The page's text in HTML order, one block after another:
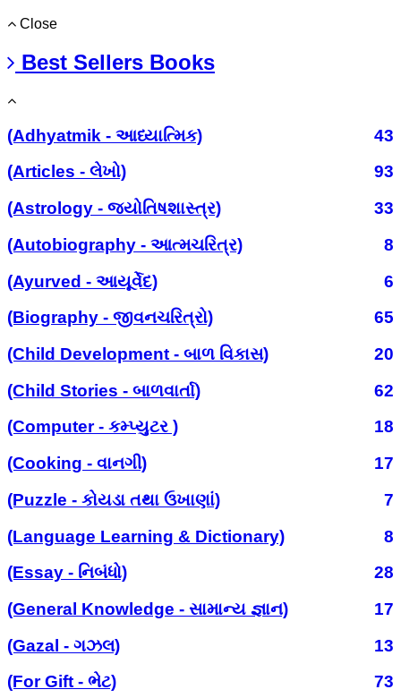
Close
Best Sellers Books
(Adhyatmik - આધ્યાત્મિક)
43
(Articles - લેખો)
93
(Astrology - જ્યોતિષશાસ્ત્ર)
33
(Autobiography - આત્મચરિત્ર)
8
(Ayurved - આયૂર્વેદ)
6
(Biography - જીવનચરિત્રો)
65
(Child Development - બાળ વિકાસ)
20
(Child Stories - બાળવાર્તા)
62
(Computer - કમ્પ્યુટર )
18
(Cooking - વાનગી)
17
(Puzzle - કોયડા તથા ઉખાણાં)
7
(Language Learning & Dictionary)
8
(Essay - નિબંધો)
28
(General Knowledge - સામાન્ય જ્ઞાન)
17
(Gazal - ગઝલ)
13
(For Gift - ભેટ)
73